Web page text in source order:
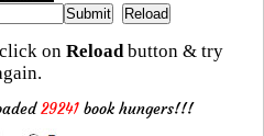
on Reloadbutton & try
29241book hungers!!!